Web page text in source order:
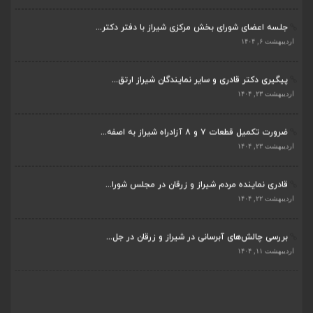
اردیبهشت ۶, ۱۴۰۴
اردیبهشت ۲۳, ۱۴۰۴
اردیبهشت ۲۳, ۱۴۰۴
اردیبهشت ۲۲, ۱۴۰۴
اردیبهشت ۱۱, ۱۴۰۴